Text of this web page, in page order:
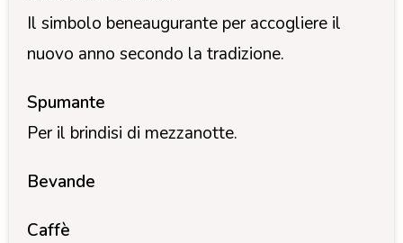
Il simbolo beneaugurante per accogliere il
nuovo anno secondo la tradizione.
Spumante
Per il brindisi di mezzanotte.
Bevande
Caffè